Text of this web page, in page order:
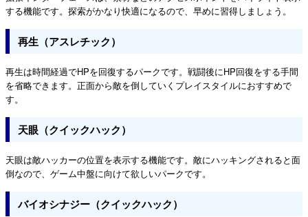
する機能です。探索がかなり快適になるので、早めに習得しましょう。
再生（アスレチック）
再生は時間経過でHPを回復するパークです。戦闘後にHP回復をする手間
を省略できます。正面から敵を倒していくプレイスタイルにおすすめで
す。
天眼（クイックハック）
天眼は敵ハッカーの位置を表示する機能です。敵にハッキングされると面
倒なので、ゲーム中盤に向けて欲しいパークです。
バイオシナジー（クイックハック）